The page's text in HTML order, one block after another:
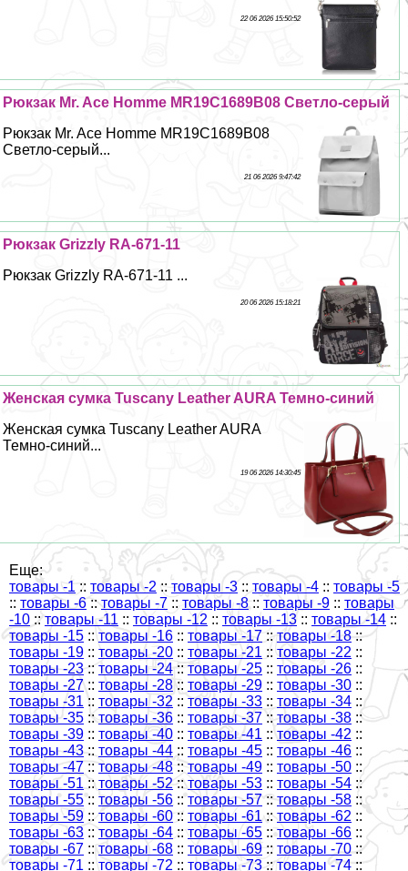
22 06 2026 15:50:52
Рюкзак Mr. Ace Homme MR19C1689B08 Светло-серый
Рюкзак Mr. Ace Homme MR19C1689B08
Светло-серый...
21 06 2026 9:47:42
Рюкзак Grizzly RA-671-11
Рюкзак Grizzly RA-671-11 ...
20 06 2026 15:18:21
Женская сумка Tuscany Leather AURA Темно-синий
Женская сумка Tuscany Leather AURA
Темно-синий...
19 06 2026 14:30:45
Еще:
товары -1 :: товары -2 :: товары -3 :: товары -4 :: товары -5
:: товары -6 :: товары -7 :: товары -8 :: товары -9 :: товары
-10 ::товары -11 :: товары -12 :: товары -13 :: товары -14 ::
товары -15 :: товары -16 :: товары -17 ::товары -18 ::
товары -19 :: товары -20 :: товары -21 :: товары -22 ::
товары -23 :: товары -24 :: товары -25 :: товары -26 ::
товары -27:: товары -28 :: товары -29 :: товары -30 ::
товары -31 :: товары -32 :: товары -33 :: товары -34 ::
товары -35 ::товары -36 :: товары -37 :: товары -38 ::
товары -39 :: товары -40 :: товары -41 :: товары -42 ::
товары -43 :: товары -44 :: товары -45 :: товары -46 ::
товары -47 :: товары -48 ::товары -49 :: товары -50 ::
товары -51 :: товары -52 ::товары -53 :: товары -54 ::
товары -55 :: товары -56 ::товары -57 :: товары -58 ::
товары -59 :: товары -60 :: товары -61 :: товары -62 ::
товары -63 :: товары -64 :: товары -65 ::товары -66 ::
товары -67 :: товары -68 :: товары -69 :: товары -70 ::
товары -71 :: товары -72 :: товары -73 ::товары -74 ::